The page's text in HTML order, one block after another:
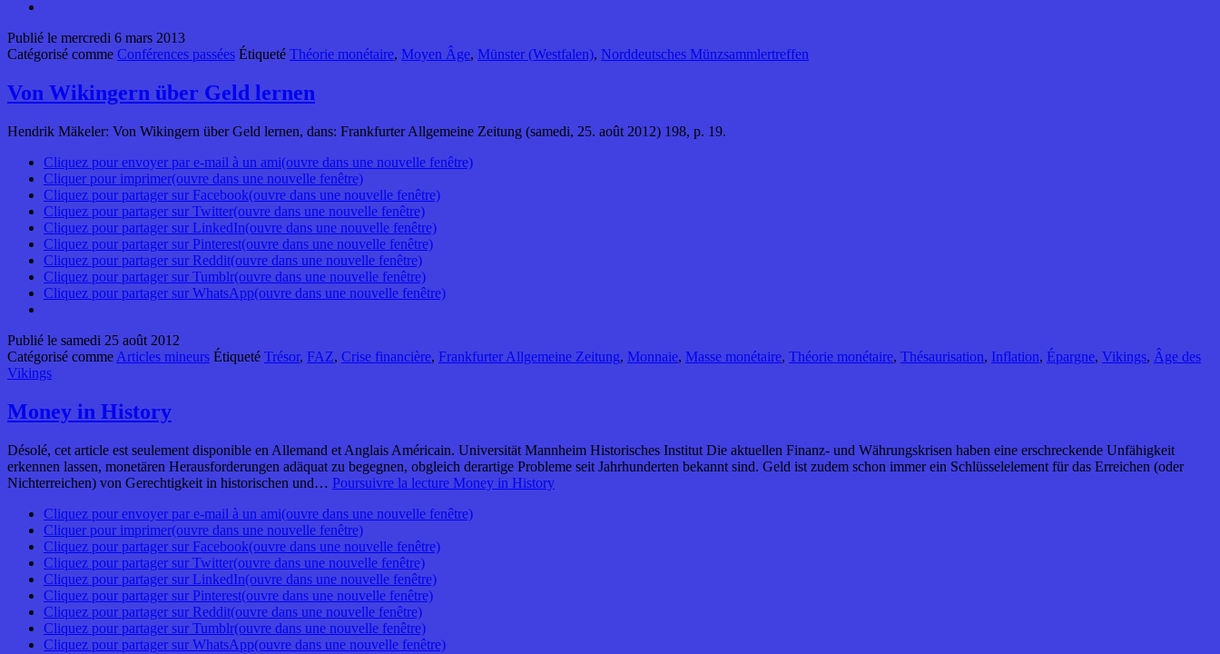
Publié le mercredi 6 mars 2013
Catégorisé comme Conférences passées Étiqueté Théorie monétaire, Moyen Âge, Münster (Westfalen), Norddeutsches Münzsammlertreffen
Von Wikingern über Geld lernen
Hendrik Mäkeler: Von Wikingern über Geld lernen, dans: Frankfurter Allgemeine Zeitung (samedi, 25. août 2012) 198, p. 19.
Cliquez pour envoyer par e-mail à un ami(ouvre dans une nouvelle fenêtre)
Cliquer pour imprimer(ouvre dans une nouvelle fenêtre)
Cliquez pour partager sur Facebook(ouvre dans une nouvelle fenêtre)
Cliquez pour partager sur Twitter(ouvre dans une nouvelle fenêtre)
Cliquez pour partager sur LinkedIn(ouvre dans une nouvelle fenêtre)
Cliquez pour partager sur Pinterest(ouvre dans une nouvelle fenêtre)
Cliquez pour partager sur Reddit(ouvre dans une nouvelle fenêtre)
Cliquez pour partager sur Tumblr(ouvre dans une nouvelle fenêtre)
Cliquez pour partager sur WhatsApp(ouvre dans une nouvelle fenêtre)
Publié le samedi 25 août 2012
Catégorisé comme Articles mineurs Étiqueté Trésor, FAZ, Crise financière, Frankfurter Allgemeine Zeitung, Monnaie, Masse monétaire, Théorie monétaire, Thésaurisation, Inflation, Épargne, Vikings, Âge des
Vikings
Money in History
Désolé, cet article est seulement disponible en Allemand et Anglais Américain. Universität Mannheim Historisches Institut Die aktuellen Finanz- und Währungskrisen haben eine erschreckende Unfähigkeit
erkennen lassen, monetären Herausforderungen adäquat zu begegnen, obgleich derartige Probleme seit Jahrhunderten bekannt sind. Geld ist zudem schon immer ein Schlüsselelement für das Erreichen (oder
Nichterreichen) von Gerechtigkeit in historischen und… Poursuivre la lecture Money in History
Cliquez pour envoyer par e-mail à un ami(ouvre dans une nouvelle fenêtre)
Cliquer pour imprimer(ouvre dans une nouvelle fenêtre)
Cliquez pour partager sur Facebook(ouvre dans une nouvelle fenêtre)
Cliquez pour partager sur Twitter(ouvre dans une nouvelle fenêtre)
Cliquez pour partager sur LinkedIn(ouvre dans une nouvelle fenêtre)
Cliquez pour partager sur Pinterest(ouvre dans une nouvelle fenêtre)
Cliquez pour partager sur Reddit(ouvre dans une nouvelle fenêtre)
Cliquez pour partager sur Tumblr(ouvre dans une nouvelle fenêtre)
Cliquez pour partager sur WhatsApp(ouvre dans une nouvelle fenêtre)